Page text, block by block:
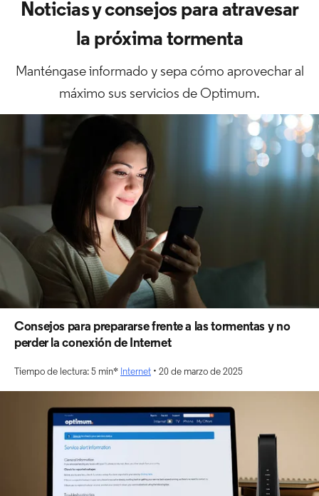
Noticias y consejos para atravesar
la próxima tormenta
Manténgase informado y sepa cómo aprovechar al
máximo sus servicios de Optimum.
Consejos para prepararse frente a las tormentas y no
perder la conexión de Internet
Tiempo de lectura: 5 min* Internet • 20 de marzo de 2025